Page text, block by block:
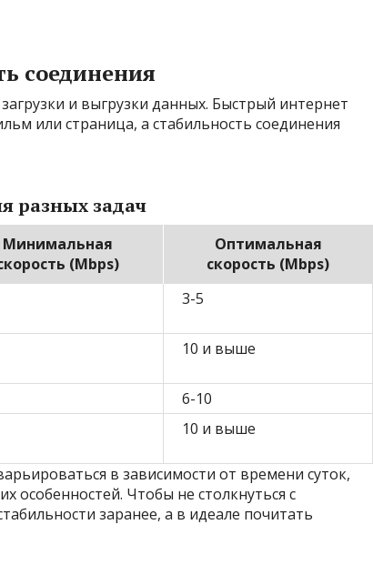
соединения
и выгрузки данных. Быстрый интернет
или страница, а стабильность соединения
разных задач
Минимальная
(Mbps)
Оптимальная
скорость (Mbps)
3-5
10 и выше
6-10
10 и выше
в зависимости от времени суток,
особенностей. Чтобы не столкнуться с
заранее, а в идеале почитать